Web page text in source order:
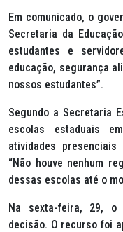
Em comunicado, o
Secretaria da
estudantes e
educação, segurança
nossos estudantes”.
Segundo a Secretaria
escolas estaduais
atividades
“Não houve nenhum
dessas escolas até o
Na sexta-feira, 29, o
decisão. O recurso foi